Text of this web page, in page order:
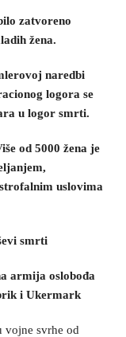
zatvoreno
žena.
naredbi
logora se
u logor smrti.
od 5000 žena je
uslovima
smrti
armija oslobođa
i Ukermark
svrhe od